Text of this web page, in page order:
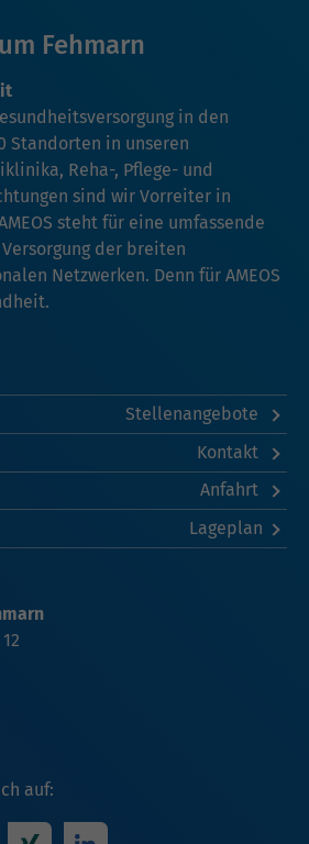
Fehmarn
in den
Standorten in unseren
Reha-, Pflege- und
sind wir Vorreiter in
steht für eine umfassende
der breiten
Netzwerken. Denn für AMEOS
Stellenangebote
Kontakt
Anfahrt
Lageplan
auf: